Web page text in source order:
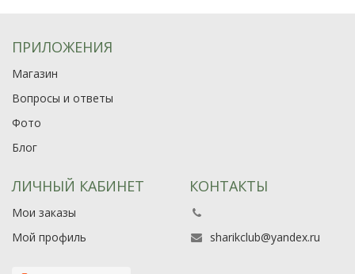
ПРИЛОЖЕНИЯ
Магазин
Вопросы и ответы
Фото
Блог
ЛИЧНЫЙ КАБИНЕТ
Мои заказы
Мой профиль
КОНТАКТЫ
sharikclub@yandex.ru